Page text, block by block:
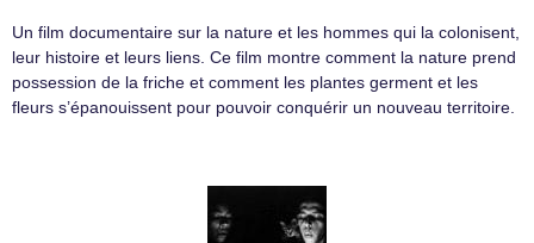
Un film documentaire sur la nature et les hommes qui la colonisent,
leur histoire et leurs liens. Ce film montre comment la nature prend
possession de la friche et comment les plantes germent et les
fleurs s’épanouissent pour pouvoir conquérir un nouveau territoire.